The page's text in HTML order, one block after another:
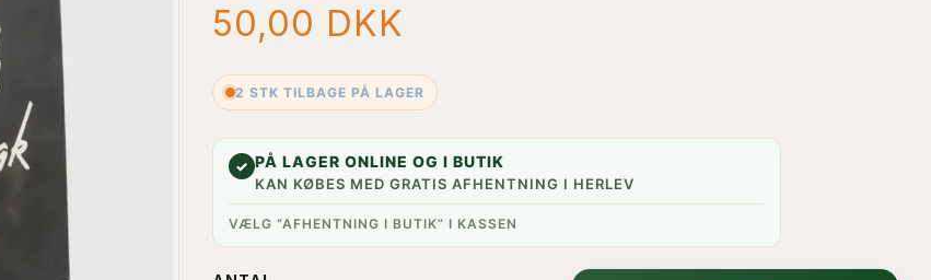
50,00 DKK
2 STK TILBAGE PÅ LAGER
✓ PÅ LAGER ONLINE OG I BUTIK
KAN KØBES MED GRATIS AFHENTNING I HERLEV
VÆLG “AFHENTNING I BUTIK” I KASSEN